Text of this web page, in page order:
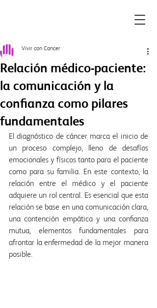
Relación médico-paciente:
la comunicación y la
confianza como pilares
fundamentales
Vivir con Cancer
El diagnóstico de cáncer marca el inicio de
un proceso complejo, lleno de desafíos
emocionales y físicos tanto para el paciente
como para su familia. En este contexto, la
relación entre el médico y el paciente
adquiere un rol central. Es esencial que esta
relación se base en una comunicación clara,
una contención empática y una confianza
mutua, elementos fundamentales para
afrontar la enfermedad de la mejor manera
posible.